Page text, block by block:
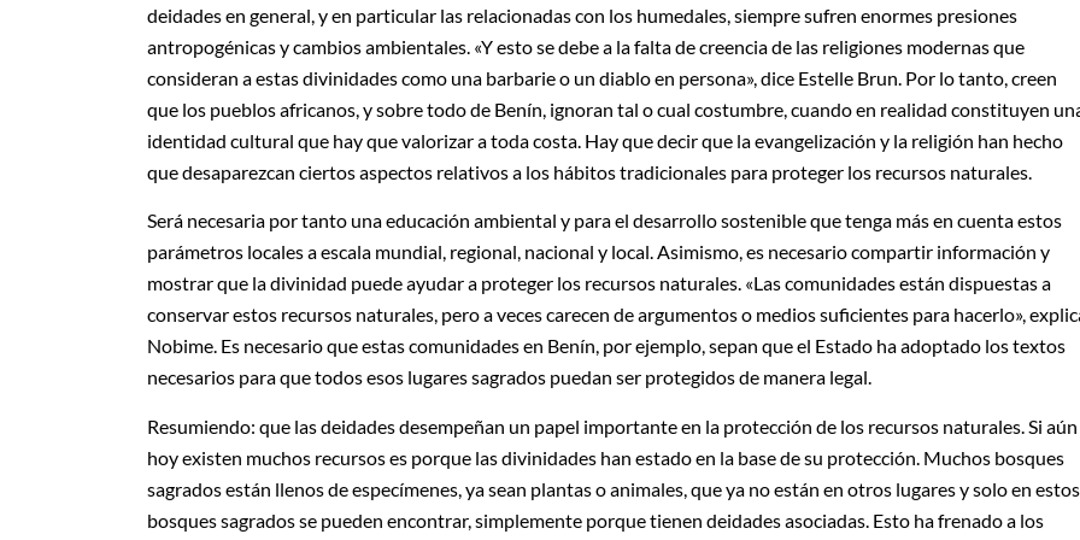
deidades en general, y en particular las relacionadas con los humedales, siempre sufren enormes presiones
antropogénicas y cambios ambientales. «Y esto se debe a la falta de creencia de las religiones modernas que
consideran a estas divinidades como una barbarie o un diablo en persona», dice Estelle Brun. Por lo tanto, creen
que los pueblos africanos, y sobre todo de Benín, ignoran tal o cual costumbre, cuando en realidad constituyen
identidad cultural que hay que valorizar a toda costa. Hay que decir que la evangelización y la religión han hecho
que desaparezcan ciertos aspectos relativos a los hábitos tradicionales para proteger los recursos naturales.
Será necesaria por tanto una educación ambiental y para el desarrollo sostenible que tenga más en cuenta estos
parámetros locales a escala mundial, regional, nacional y local. Asimismo, es necesario compartir información y
mostrar que la divinidad puede ayudar a proteger los recursos naturales. «Las comunidades están dispuestas a
conservar estos recursos naturales, pero a veces carecen de argumentos o medios suficientes para hacerlo»,
Nobime. Es necesario que estas comunidades en Benín, por ejemplo, sepan que el Estado ha adoptado los textos
necesarios para que todos esos lugares sagrados puedan ser protegidos de manera legal.
Resumiendo: que las deidades desempeñan un papel importante en la protección de los recursos naturales. Si aún
hoy existen muchos recursos es porque las divinidades han estado en la base de su protección. Muchos bosques
sagrados están llenos de especímenes, ya sean plantas o animales, que ya no están en otros lugares y solo en estos
bosques sagrados se pueden encontrar, simplemente porque tienen deidades asociadas. Esto ha frenado a los